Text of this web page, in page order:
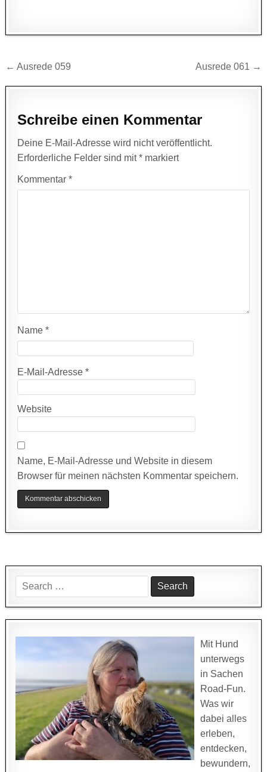
Beitragsnavigation
← Ausrede 059 Ausrede 061 →
Schreibe einen Kommentar
Deine E-Mail-Adresse wird nicht veröffentlicht.
Erforderliche Felder sind mit* markiert
Kommentar*
Name*
E-Mail-Adresse*
Website
Name, E-Mail-Adresse und Website in diesem
Browser für meinen nächsten Kommentar speichern.
Search
for:
Mit Hund
unterwegs
in Sachen
Road-Fun.
Was wir
dabei alles
erleben,
entdecken,
bewundern,